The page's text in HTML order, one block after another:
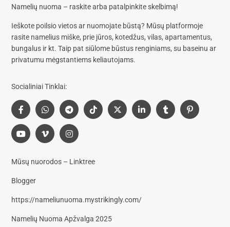
Namelių nuoma – raskite arba patalpinkite skelbimą!
Ieškote poilsio vietos ar nuomojate būstą? Mūsų platformoje
rasite namelius miške, prie jūros, kotedžus, vilas, apartamentus,
bungalus ir kt. Taip pat siūlome būstus renginiams, su baseinu ar
privatumu mėgstantiems keliautojams.
Socialiniai Tinklai:
Mūsų nuorodos – Linktree
Blogger
https://nameliunuoma.mystrikingly.com/
Namelių Nuoma Apžvalga 2025